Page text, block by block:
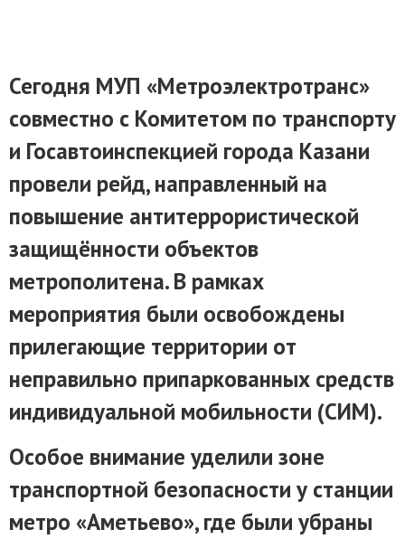
Сегодня МУП «Метроэлектротранс»
совместно с Комитетом по транспорту
и Госавтоинспекцией города Казани
провели рейд, направленный на
повышение антитеррористической
защищённости объектов
метрополитена. В рамках
мероприятия были освобождены
прилегающие территории от
неправильно припаркованных средств
индивидуальной мобильности (СИМ).
Особое внимание уделили зоне
транспортной безопасности у станции
метро «Аметьево», где были убраны